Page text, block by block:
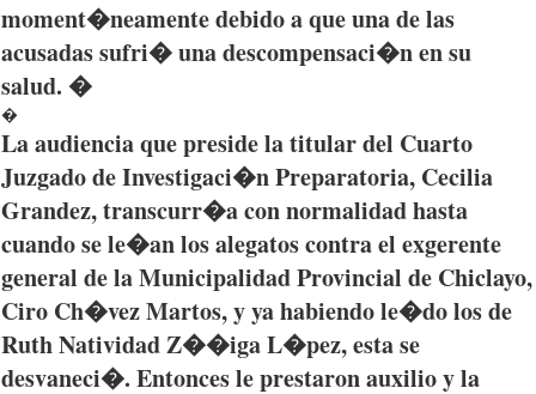
moment�neamentedebidoaqueunadelas
acusadassufri�unadescompensaci�nensu
salud. �
�
Laaudienciaquepreside la titular del Cuarto
JuzgadodeInvestigaci�nPreparatoria, Cecilia
Grandez,transcurr�aconnormalidadhasta
cuandosele�anlosalegatoscontra el exgerente
general de laMunicipalidadProvincial de Chiclayo,
Ciro Ch�vezMartos, yyahabiendole�dolos de
RuthNatividadZ��igaL�pez,estase
desvaneci�. Entoncesleprestaronauxilioy la